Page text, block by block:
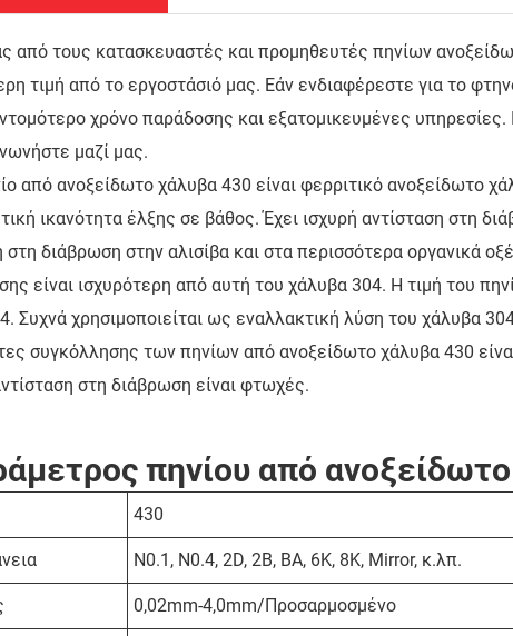
από τους κατασκευαστές και προμηθευτές πηνίων
τιμή από το εργοστάσιό μας. Εάν ενδιαφέρεστε για το
χρόνο παράδοσης και εξατομικευμένες
μαζί μας.
από ανοξείδωτο χάλυβα 430 είναι φερριτικό ανοξείδωτο
ικανότητα έλξης σε βάθος. Έχει ισχυρή αντίσταση στη
στη διάβρωση στην αλισίβα και στα περισσότερα οργανικά
είναι ισχυρότερη από αυτή του χάλυβα 304. Η τιμή του
Συχνά χρησιμοποιείται ως εναλλακτική λύση του χάλυβα
συγκόλλησης των πηνίων από ανοξείδωτο χάλυβα 430
στη διάβρωση είναι φτωχές.
πηνίου από
430
N0.1, N0.4, 2D, 2B, BA, 6K, 8K, Mirror, κ.λπ.
0,02mm-4,0mm/Προσαρμοσμένο